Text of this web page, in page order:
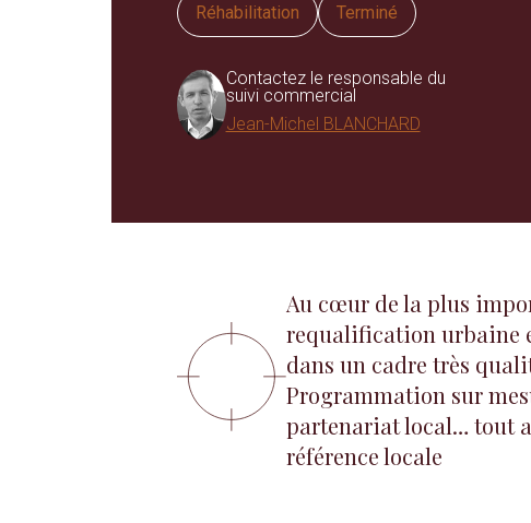
Réhabilitation Terminé
Contactez le responsable du
suivi commercial
Jean-Michel BLANCHARD
Au cœur de la plus
requalification urbaine
dans un cadre très
Programmation sur
partenariat local… tout
référence locale